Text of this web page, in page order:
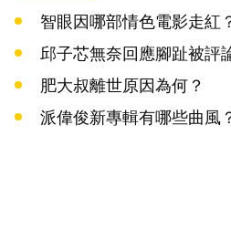
智眼因哪部情色電影走紅
邱子芯無奈回應腳趾被評
肥大叔離世原因為何？
派偉俊新專輯有哪些曲風